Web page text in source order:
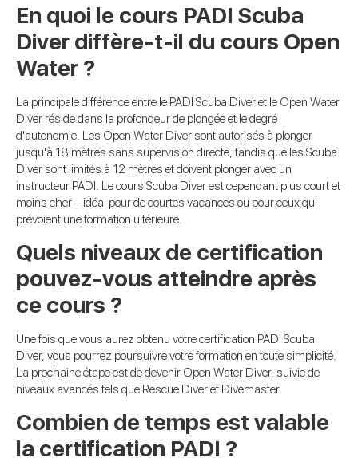
En quoi le cours PADI Scuba
Diver diffère-t-il du cours Open
Water ?
La principale différence entre le PADI Scuba Diver et le Open Water
Diver réside dans la profondeur de plongée et le degré
d'autonomie. Les Open Water Diver sont autorisés à plonger
jusqu'à 18 mètres sans supervision directe, tandis que les Scuba
Diver sont limités à 12 mètres et doivent plonger avec un
instructeur PADI. Le cours Scuba Diver est cependant plus court et
moins cher – idéal pour de courtes vacances ou pour ceux qui
prévoient une formation ultérieure.
Quels niveaux de certification
pouvez-vous atteindre après
ce cours ?
Une fois que vous aurez obtenu votre certification PADI Scuba
Diver, vous pourrez poursuivre votre formation en toute simplicité.
La prochaine étape est de devenir Open Water Diver, suivie de
niveaux avancés tels que Rescue Diver et Divemaster.
Combien de temps est valable
la certification PADI ?